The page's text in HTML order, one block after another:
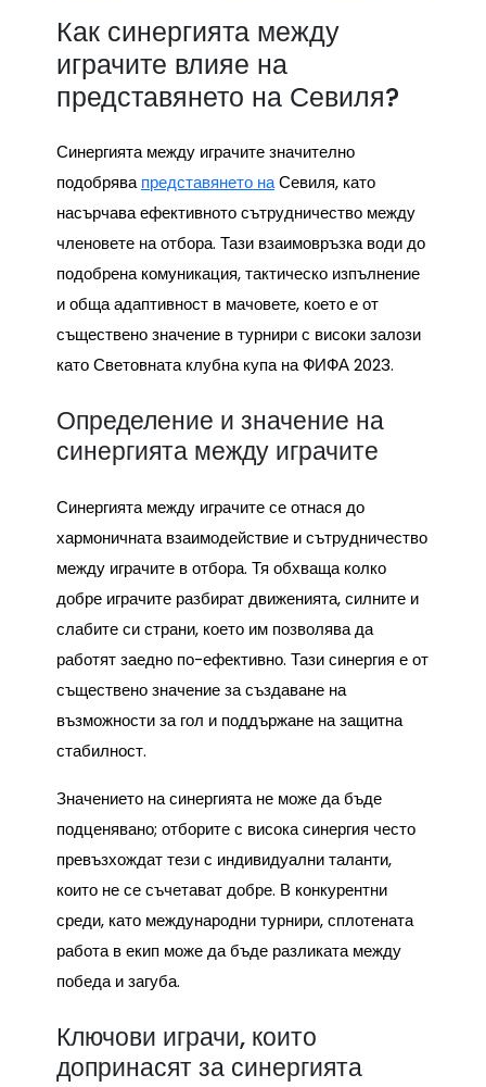
Как синергията между
играчите влияе на
представянето на Севиля?
Синергията между играчите значително
подобрявапредставянето наСевиля, като
насърчава ефективното сътрудничество между
членовете на отбора. Тази взаимовръзка води до
подобрена комуникация, тактическо изпълнение
и обща адаптивност в мачовете, което е от
съществено значение в турнири с високи залози
като Световната клубна купа на ФИФА 2023.
Определение и значение на
синергията между играчите
Синергията между играчите се отнася до
хармоничната взаимодействие и сътрудничество
между играчите в отбора. Тя обхваща колко
добре играчите разбират движенията, силните и
слабите си страни, което им позволява да
работят заедно по-ефективно. Тази синергия е от
съществено значение за създаване на
възможности за гол и поддържане на защитна
стабилност.
Значението на синергията не може да бъде
подценявано; отборите с висока синергия често
превъзхождат тези с индивидуални таланти,
които не се съчетават добре. В конкурентни
среди, като международни турнири, сплотената
работа в екип може да бъде разликата между
победа и загуба.
Ключови играчи, които
допринасят за синергията